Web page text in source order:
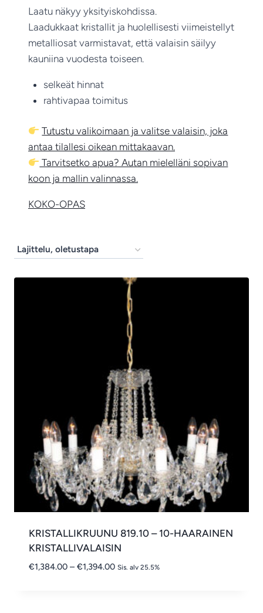
Laatu näkyy yksityiskohdissa.
Laadukkaat kristallit ja huolellisesti viimeistellyt
metalliosat varmistavat, että valaisin säilyy
kauniina vuodesta toiseen.
selkeät hinnat
rahtivapaa toimitus
Tutustu valikoimaan ja valitse valaisin, joka
antaa tilallesi oikean mittakaavan.
Tarvitsetko apua? Autan mielelläni sopivan
koon ja mallin valinnassa.
KOKO-OPAS
KRISTALLIKRUUNU 819.10 – 10-HAARAINEN
KRISTALLIVALAISIN
€1,384.00 – €1,394.00Hintaluokka:
Sis. alv 25.5%